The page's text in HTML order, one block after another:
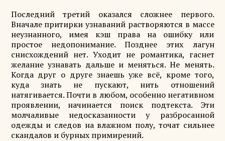
Последний третий оказался сложнее первого.
Вначале притирки узнаваний растворяются в массе
неузнанного, имея кэш права на ошибку или
простое недопонимание. Позднее этих лагун
снисхождений нет. Уходит не романтика, гаснет
желание узнавать дальше и меняться. Не менять.
Когда друг о друге знаешь уже всё, кроме того,
куда знать не пускают, нить отношений
натягивается. Почти в любом, особенно негативном
проявлении, начинается поиск подтекста. Эти
молчаливые недосказанности у разбросанной
одежды и следов на влажном полу, точат сильнее
скандалов и бурных примирений.